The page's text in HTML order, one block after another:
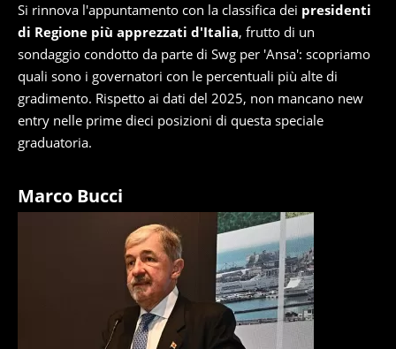
Si rinnova l'appuntamento con la classifica dei presidenti
di Regione più apprezzati d'Italia, frutto di un
sondaggio condotto da parte di Swg per 'Ansa': scopriamo
quali sono i governatori con le percentuali più alte di
gradimento. Rispetto ai dati del 2025, non mancano new
entry nelle prime dieci posizioni di questa speciale
graduatoria.
Marco Bucci